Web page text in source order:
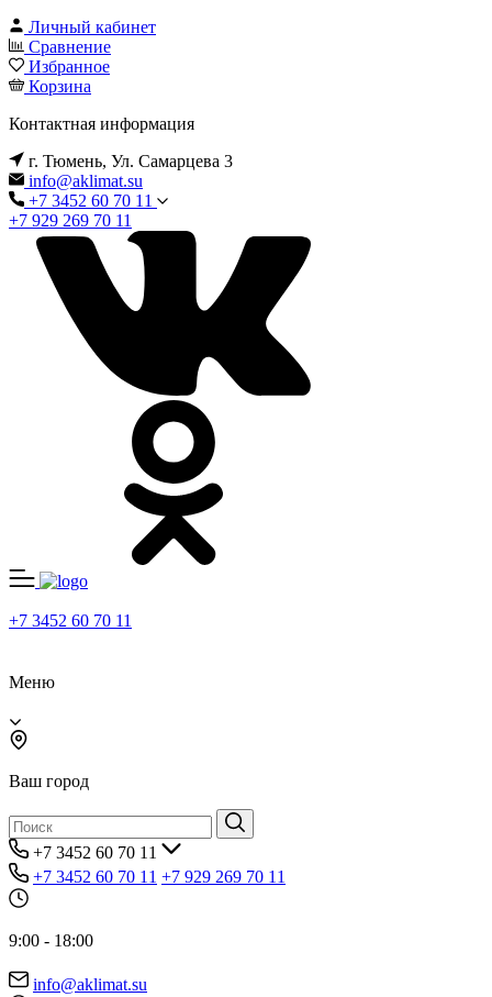
Личный кабинет
Сравнение
Избранное
Корзина
Контактная информация
г. Тюмень, Ул. Самарцева 3
info@aklimat.su
+7 3452 60 70 11
+7 929 269 70 11
+7 3452 60 70 11
Меню
Ваш город
+7 3452 60 70 11
+7 3452 60 70 11 +7 929 269 70 11
9:00 - 18:00
info@aklimat.su